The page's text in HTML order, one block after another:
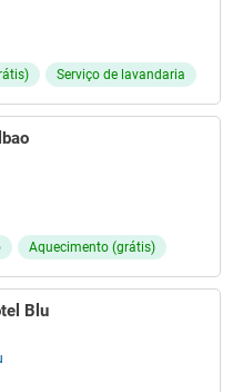
Serviço de lavandaria
Aquecimento (grátis)
Blu